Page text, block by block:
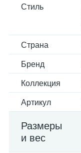
Стиль
Страна
Бренд
Коллекция
Артикул
Размеры
и вес